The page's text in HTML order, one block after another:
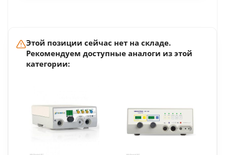
Этой позиции сейчас нет на складе.
Рекомендуем доступные аналоги из этой
категории: